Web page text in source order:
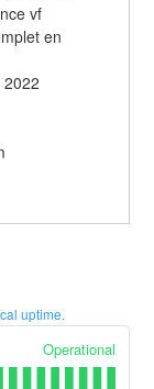
vf
en
uptime.
Operational